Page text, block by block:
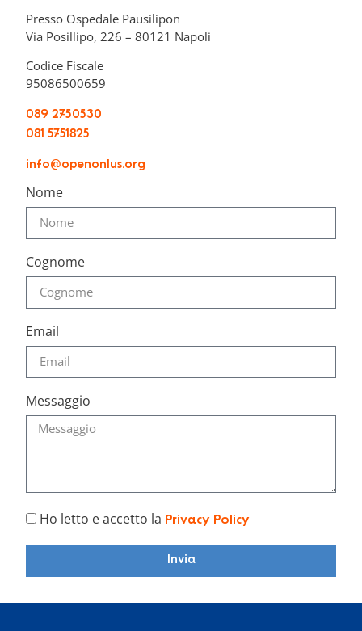
Presso Ospedale Pausilipon
Via Posillipo, 226 – 80121 Napoli
Codice Fiscale
95086500659
089 2750530
081 5751825
info@openonlus.org
Nome
Cognome
Email
Messaggio
Ho letto e accetto la Privacy Policy
Invia